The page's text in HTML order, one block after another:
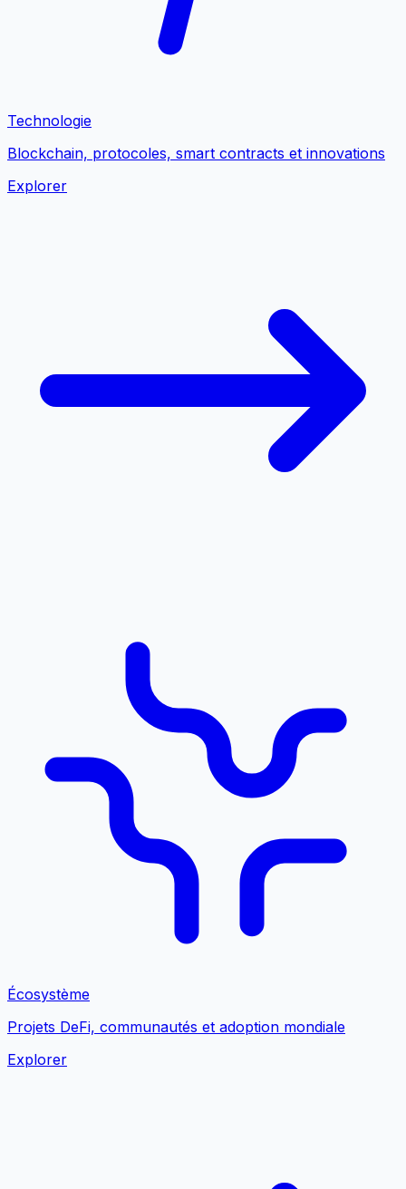
Technologie
Blockchain, protocoles, smart contracts et innovations
Explorer
Écosystème
Projets DeFi, communautés et adoption mondiale
Explorer